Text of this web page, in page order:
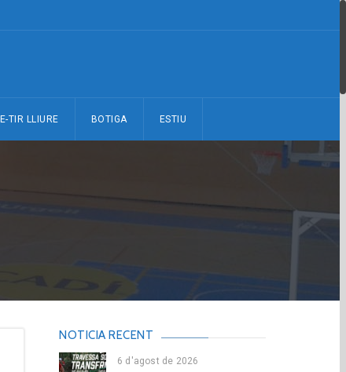
E-TIR LLIURE BOTIGA ESTIU
NOTICIA RECENT
6 d'agost de 2026